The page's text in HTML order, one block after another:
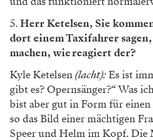
5.Herr Ketelsen, Sie
dort einem Taxifahrer
machen, wie reagiert der?
Kyle Ketelsen(lacht):Es ist
gibt es? Opernsänger?“ Was
bist aber gut in Form für einen
so das Bild einer mächtigen
Speer und Helm im Kopf. Die